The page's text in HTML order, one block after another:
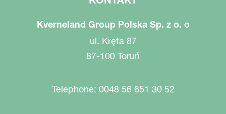
Kverneland Group Polska Sp. z o. o
ul. Kręta 87
87-100 Toruń
Telephone: 0048 56 651 30 52